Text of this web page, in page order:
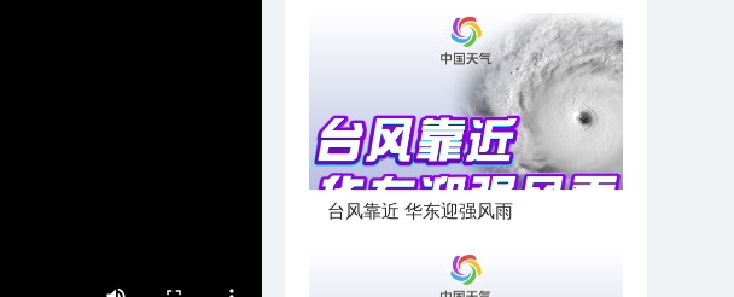
台风靠近 华东迎强风雨